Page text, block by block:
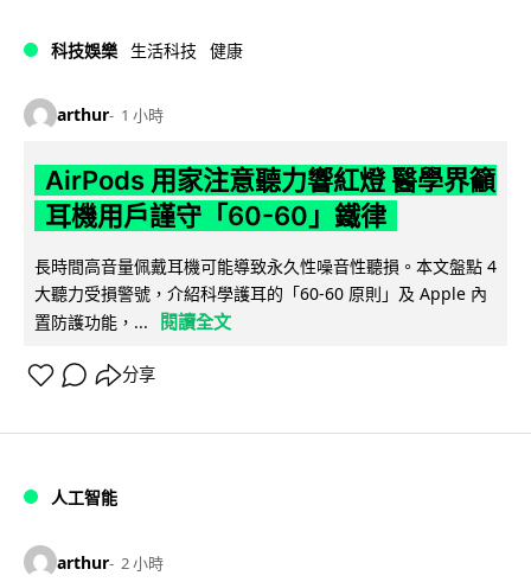
科技娛樂 生活科技 健康
arthur 1 小時
AirPods 用家注意聽力響紅燈 醫學界籲
耳機用戶謹守「60-60」鐵律
長時間高音量佩戴耳機可能導致永久性噪音性聽損。本文盤點 4
大聽力受損警號，介紹科學護耳的「60-60 原則」及 Apple 內
置防護功能，...
閱讀全文
分享
人工智能
arthur 2 小時